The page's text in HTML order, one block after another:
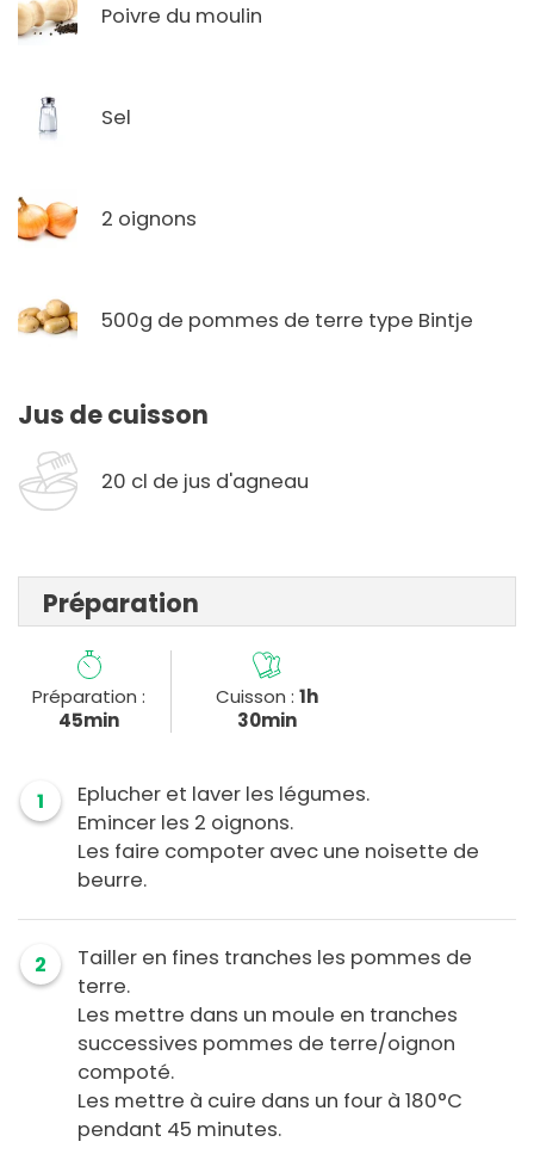
Poivre du moulin
Sel
2 oignons
500g de pommes de terre type Bintje
Jus de cuisson
20 cl de jus d'agneau
Préparation
Préparation :
45min
Cuisson : 1h
30min
1
Eplucher et laver les légumes.
Emincer les 2 oignons.
Les faire compoter avec une noisette de
beurre.
2
Tailler en fines tranches les pommes de
terre.
Les mettre dans un moule en tranches
successives pommes de terre/oignon
compoté.
Les mettre à cuire dans un four à 180°C
pendant 45 minutes.